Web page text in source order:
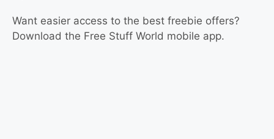
Want easier access to the best freebie offers?
Download the Free Stuff World mobile app.